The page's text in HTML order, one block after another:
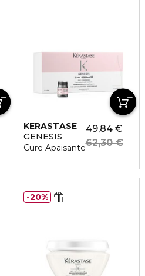
KERASTASE
GENESIS
Cure Apaisante
49,84 €
62,30 €
20%